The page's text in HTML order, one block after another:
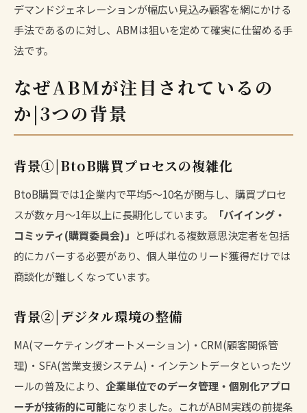
デマンドジェネレーションが幅広い見込み顧客を網にかける
手法であるのに対し、ABMは狙いを定めて確実に仕留める手
法です。
なぜABMが注目されているの
か|3つの背景
背景①|BtoB購買プロセスの複雑化
BtoB購買では1企業内で平均5〜10名が関与し、購買プロセ
スが数ヶ月〜1年以上に長期化しています。
「バイイング・
コミッティ(購買委員会)」 と呼ばれる複数意思決定者を包括
的にカバーする必要があり、個人単位のリード獲得だけでは
商談化が難しくなっています。
背景②|デジタル環境の整備
MA(マーケティングオートメーション)・CRM(顧客関係管
理)・SFA(営業支援システム)・インテントデータといったツ
ールの普及により、 企業単位でのデータ管理・個別化アプロ
ーチが技術的に可能になりました。これがABM実践の前提条